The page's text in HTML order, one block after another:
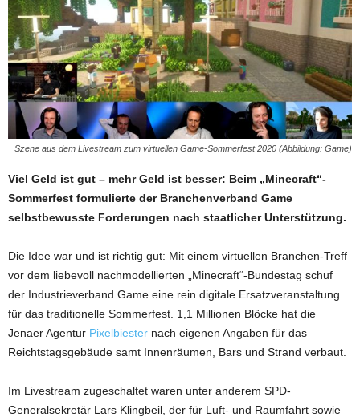
Szene aus dem Livestream zum virtuellen Game-Sommerfest 2020 (Abbildung: Game)
Viel Geld ist gut – mehr Geld ist besser: Beim „Minecraft“-
Sommerfest formulierte der Branchenverband Game
selbstbewusste Forderungen nach staatlicher Unterstützung.
Die Idee war und ist richtig gut: Mit einem virtuellen Branchen-Treff
vor dem liebevoll nachmodellierten „Minecraft“-Bundestag schuf
der Industrieverband Game eine rein digitale Ersatzveranstaltung
für das traditionelle Sommerfest. 1,1 Millionen Blöcke hat die
Jenaer Agentur Pixelbiester nach eigenen Angaben für das
Reichtstagsgebäude samt Innenräumen, Bars und Strand verbaut.
Im Livestream zugeschaltet waren unter anderem SPD-
Generalsekretär Lars Klingbeil, der für Luft- und Raumfahrt sowie